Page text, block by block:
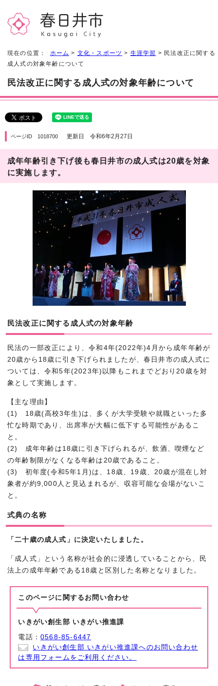
現在の位置： ホーム > 文化・スポーツ > 生涯学習 > 民法改正に関する
成人式の対象年齢について
民法改正に関する成人式の対象年齢について
ページID 1018700 更新日 令和6年2月27日
成年年齢引き下げ後も春日井市の成人式は20歳を対象
に実施します。
民法改正に関する成人式の対象年齢
民法の一部改正により、令和4年(2022年)4月から成年年齢が
20歳から18歳に引き下げられましたが、春日井市の成人式に
ついては、令和5年(2023年)以降もこれまでどおり20歳を対
象として実施します。
【主な理由】
(1) 18歳(高校3年生)は、多くが大学受験や就職といった多
忙な時期であり、出席率が大幅に低下する可能性があるこ
と。
(2) 成年年齢は18歳に引き下げられるが、飲酒、喫煙など
の年齢制限がなくなる年齢は20歳であること。
(3) 初年度(令和5年1月)は、18歳、19歳、20歳が混在し対
象者が約9,000人と見込まれるが、収容可能な会場がないこ
と。
式典の名称
「二十歳の成人式」に決定いたしました。
「成人式」という名称が社会的に浸透していることから、民
法上の成年年齢である18歳と区別した名称となりました。
このページに関する お問い合わせ
いきがい創生部 いきがい推進課
電話：0568-85-6447
いきがい創生部 いきがい推進課へのお問い合わせ
は専用フォームをご利用ください。